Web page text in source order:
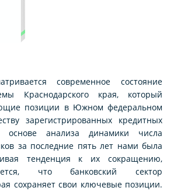
современное состояние
Краснодарского края, который
позиции в Южном федеральном
зарегистрированных кредитных
основе анализа динамики числа
за последние пять лет нами была
тенденция к их сокращению,
что банковский сектор
сохраняет свои ключевые позиции.